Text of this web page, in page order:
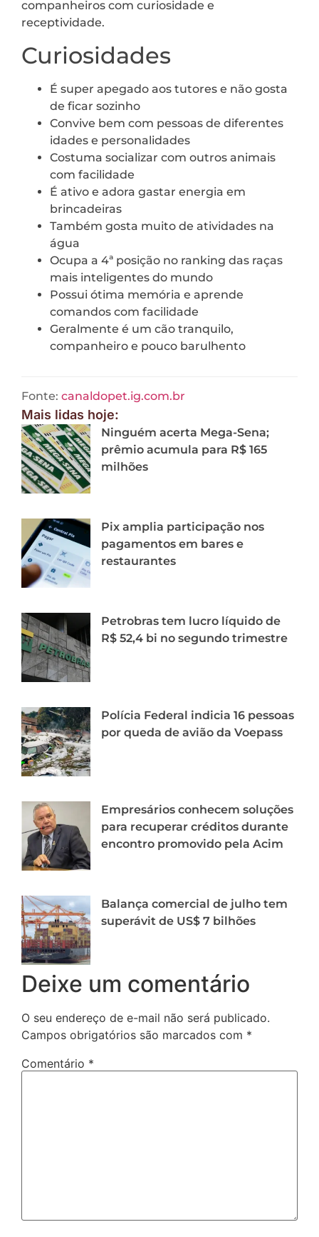
companheiros com curiosidade e
receptividade.
Curiosidades
É super apegado aos tutores e não gosta
de ficar sozinho
Convive bem com pessoas de diferentes
idades e personalidades
Costuma socializar com outros animais
com facilidade
É ativo e adora gastar energia em
brincadeiras
Também gosta muito de atividades na
água
Ocupa a 4ª posição no ranking das raças
mais inteligentes do mundo
Possui ótima memória e aprende
comandos com facilidade
Geralmente é um cão tranquilo,
companheiro e pouco barulhento
Fonte: canaldopet.ig.com.br
Mais lidas hoje:
Ninguém acerta Mega-Sena;
prêmio acumula para R$ 165
milhões
Pix amplia participação nos
pagamentos em bares e
restaurantes
Petrobras tem lucro líquido de
R$ 52,4 bi no segundo trimestre
Polícia Federal indicia 16 pessoas
por queda de avião da Voepass
Empresários conhecem soluções
para recuperar créditos durante
encontro promovido pela Acim
Balança comercial de julho tem
superávit de US$ 7 bilhões
Deixe um comentário
O seu endereço de e-mail não será publicado.
Campos obrigatórios são marcados com *
Comentário *